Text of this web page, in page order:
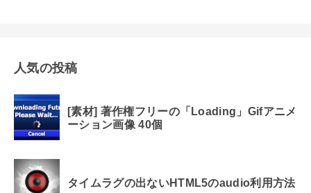
人気の投稿
[素材] 著作権フリーの「Loading」Gifアニメ
ーション画像 40個
タイムラグの出ないHTML5のaudio利用方法